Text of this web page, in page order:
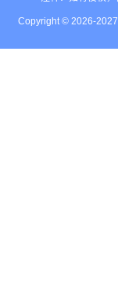
Copyright © 2026-2027